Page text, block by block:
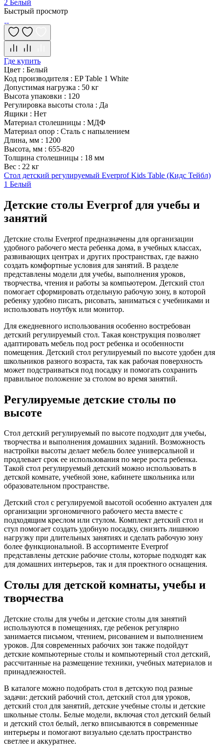
2 Белый
Быстрый просмотр
Где купить
Цвет : Белый
Код производителя : EP Table 1 White
Допустимая нагрузка : 50 кг
Высота упаковки : 120
Регулировка высоты стола : Да
Ящики : Нет
Материал столешницы : МДФ
Материал опор : Сталь с напылением
Длина, мм : 1200
Высота, мм : 655-820
Толщина столешницы : 18 мм
Вес : 22 кг
Стол детский регулируемый Everprof Kids Table (Кидс Тейбл)
1 Белый
Детские столы Everprof для учебы и
занятий
Детские столы Everprof предназначены для организации
удобного рабочего места ребенка дома, в учебных классах,
развивающих центрах и других пространствах, где важно
создать комфортные условия для занятий. В разделе
представлены модели для учебы, выполнения уроков,
творчества, чтения и работы за компьютером. Детский стол
помогает сформировать отдельную рабочую зону, в которой
ребенку удобно писать, рисовать, заниматься с учебниками и
использовать ноутбук или монитор.
Для ежедневного использования особенно востребован
детский регулируемый стол. Такая конструкция позволяет
адаптировать мебель под рост ребенка и особенности
помещения. Детский стол регулируемый по высоте удобен для
школьников разного возраста, так как рабочая поверхность
может подстраиваться под посадку и помогать сохранить
правильное положение за столом во время занятий.
Регулируемые детские столы по
высоте
Стол детский регулируемый по высоте подходит для учебы,
творчества и выполнения домашних заданий. Возможность
настройки высоты делает мебель более универсальной и
продлевает срок ее использования по мере роста ребенка.
Такой стол регулируемый детский можно использовать в
детской комнате, учебной зоне, кабинете школьника или
образовательном пространстве.
Детский стол с регулируемой высотой особенно актуален для
организации эргономичного рабочего места вместе с
подходящим креслом или стулом. Комплект детский стол и
стул помогает создать удобную посадку, снизить лишнюю
нагрузку при длительных занятиях и сделать рабочую зону
более функциональной. В ассортименте Everprof
представлены детские рабочие столы, которые подходят как
для домашних интерьеров, так и для проектного оснащения.
Столы для детской комнаты, учебы и
творчества
Детские столы для учебы и детские столы для занятий
используются в помещениях, где ребенок регулярно
занимается письмом, чтением, рисованием и выполнением
уроков. Для современных рабочих зон также подойдут
детские компьютерные столы и компьютерный стол детский,
рассчитанные на размещение техники, учебных материалов и
принадлежностей.
В каталоге можно подобрать стол в детскую под разные
задачи: детский рабочий стол, детский стол для уроков,
детский стол для занятий, детские учебные столы и детские
школьные столы. Белые модели, включая стол детский белый
и детский стол белый, легко вписываются в современные
интерьеры и помогают визуально сделать пространство
светлее и аккуратнее.